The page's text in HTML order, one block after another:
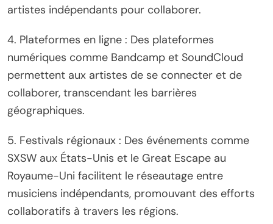
artistes indépendants pour collaborer.
4. Plateformes en ligne : Des plateformes
numériques comme Bandcamp et SoundCloud
permettent aux artistes de se connecter et de
collaborer, transcendant les barrières
géographiques.
5. Festivals régionaux : Des événements comme
SXSW aux États-Unis et le Great Escape au
Royaume-Uni facilitent le réseautage entre
musiciens indépendants, promouvant des efforts
collaboratifs à travers les régions.